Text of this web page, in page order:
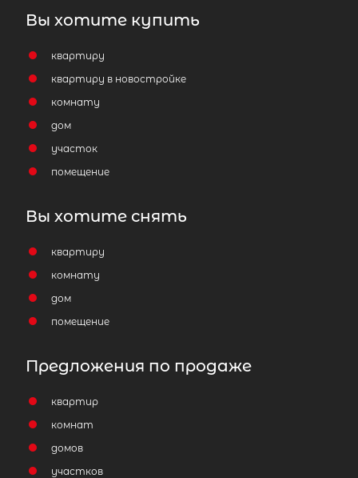
Вы хотите купить
квартиру
квартиру в новостройке
комнату
дом
участок
помещение
Вы хотите снять
квартиру
комнату
дом
помещение
Предложения по продаже
квартир
комнат
домов
участков